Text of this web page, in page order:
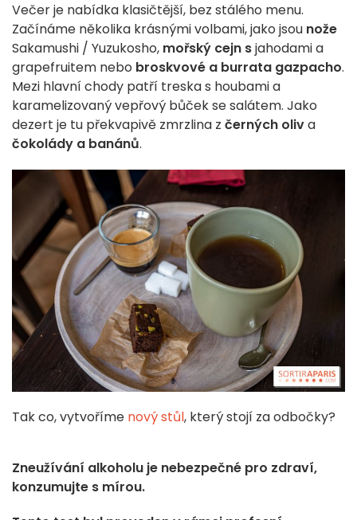
Večer je nabídka klasičtější, bez stálého menu.
Začínáme několika krásnými volbami, jako jsou nože
Sakamushi / Yuzukosho, mořský cejn sjahodami a
grapefruitem nebo broskvové a burrata gazpacho.
Mezi hlavní chody patří treska s houbami a
karamelizovaný vepřový bůček se salátem. Jako
dezert je tu překvapivě zmrzlina z černých oliva
čokolády a banánů.
Tak co, vytvoříme nový stůl, který stojí za odbočky?
Zneužívání alkoholu je nebezpečné pro zdraví,
konzumujte s mírou.